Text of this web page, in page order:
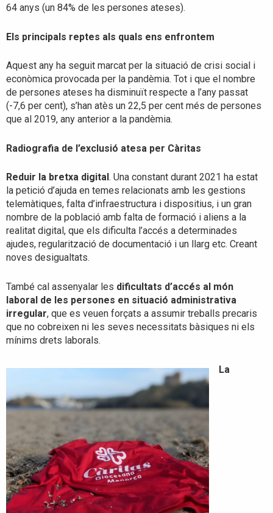
64 anys (un 84% de les persones ateses).
Els principals reptes als quals ens enfrontem
Aquest any ha seguit marcat per la situació de crisi social i
econòmica provocada per la pandèmia. Tot i que el nombre
de persones ateses ha disminuït respecte a l’any passat
(-7,6 per cent), s’han atès un 22,5 per cent més de persones
que al 2019, any anterior a la pandèmia.
Radiografia de l’exclusió atesa per Càritas
Reduir la bretxa digital . Una constant durant 2021 ha estat
la petició d’ajuda en temes relacionats amb les gestions
telemàtiques, falta d’infraestructura i dispositius, i un gran
nombre de la població amb falta de formació i aliens a la
realitat digital, que els dificulta l’accés a determinades
ajudes, regularització de documentació i un llarg etc. Creant
noves desigualtats.
També cal assenyalar les dificultats d’accés al món
laboral de les persones en situació administrativa
irregular, que es veuen forçats a assumir treballs precaris
que no cobreixen ni les seves necessitats bàsiques ni els
mínims drets laborals.
La